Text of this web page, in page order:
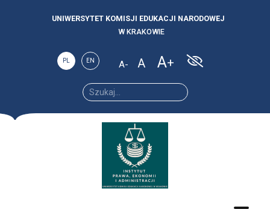
UNIWERSYTET KOMISJI EDUKACJI NARODOWEJ
W KRAKOWIE
PL EN
A
A
font
size.
A
font
size.